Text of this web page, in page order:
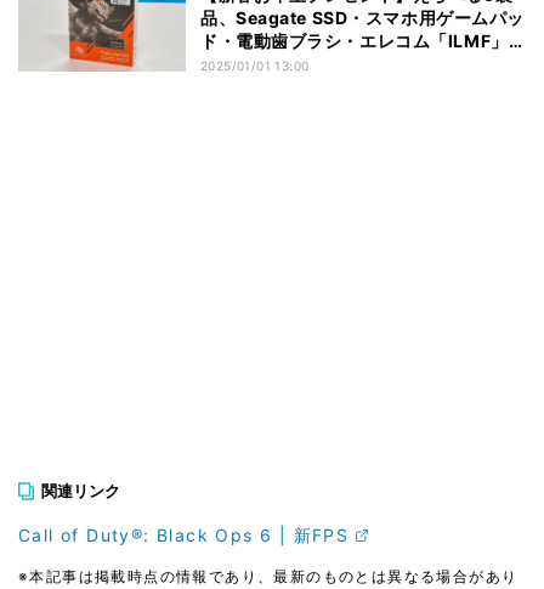
品、Seagate SSD・スマホ用ゲームパッ
ド・電動歯ブラシ・エレコム「ILMF」
雑貨など計7名様に
2025/01/01 13:00
関連リンク
Call of Duty®: Black Ops 6 | 新FPS
※本記事は掲載時点の情報であり、最新のものとは異なる場合があり